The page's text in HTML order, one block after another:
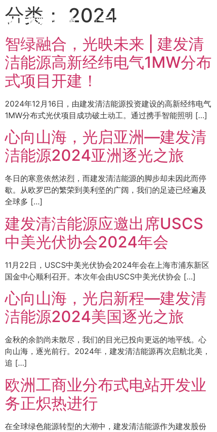
分类： 2024
智绿融合，光映未来 | 建发清
洁能源高新经纬电气1MW分布
式项目开建！
2024年12月16日，由建发清洁能源投资建设的高新经纬电气
1MW分布式光伏项目成功破土动工。通过携手智能照明 […]
心向山海，光启亚洲—建发清
洁能源2024亚洲逐光之旅
冬日的寒意依然浓烈，而建发清洁能源的脚步却未因此而停
歇。从欧罗巴的繁荣到美利坚的广阔，我们的足迹已经遍及
全球多 […]
建发清洁能源应邀出席USCS
中美光伏协会2024年会
11月22日，USCS中美光伏协会2024年会在上海市浦东新区
国金中心顺利召开。本次年会由USCS中美光伏协会 […]
心向山海，光启新程—建发清
洁能源2024美国逐光之旅
金秋的余韵尚未散尽，我们的目光已投向更远的地平线。心
向山海，逐光前行。2024年，建发清洁能源再次启航北美，
追 […]
欧洲工商业分布式电站开发业
务正炽热进行
在全球绿色能源转型的大潮中，建发清洁能源作为建发股份